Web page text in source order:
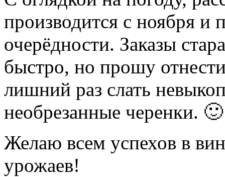
производится с ноября и
очерёдности. Заказы
быстро, но прошу
лишний раз слать
необрезанные черенки. 🙂
Желаю всем успехов в
урожаев!